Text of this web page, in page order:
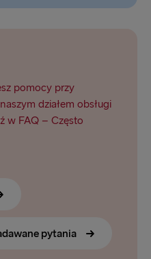
pomocy przy
działem obsługi
w FAQ – Często
pytania